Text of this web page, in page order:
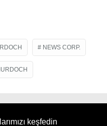
NEWS CORP.
keşfedin